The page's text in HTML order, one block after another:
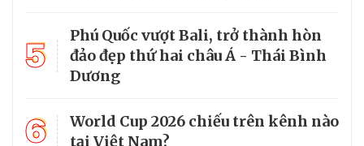
5
Phú Quốc vượt Bali, trở thành hòn
đảo đẹp thứ hai châu Á - Thái Bình
Dương
6
World Cup 2026 chiếu trên kênh nào
tại Việt Nam?